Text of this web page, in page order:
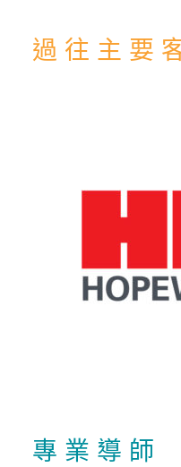
過 往 主 要
專 業 導 師